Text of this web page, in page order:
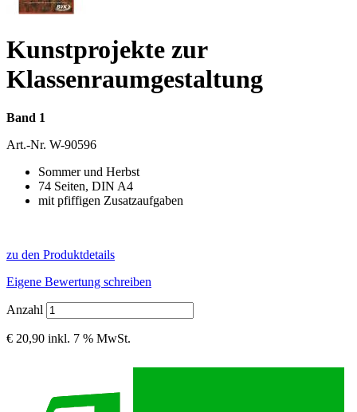
Kunstprojekte zur
Klassenraumgestaltung
Band 1
Art.-Nr. W-90596
Sommer und Herbst
74 Seiten, DIN A4
mit pfiffigen Zusatzaufgaben
zu den Produktdetails
Eigene Bewertung schreiben
Anzahl
€ 20,90 inkl. 7 % MwSt.